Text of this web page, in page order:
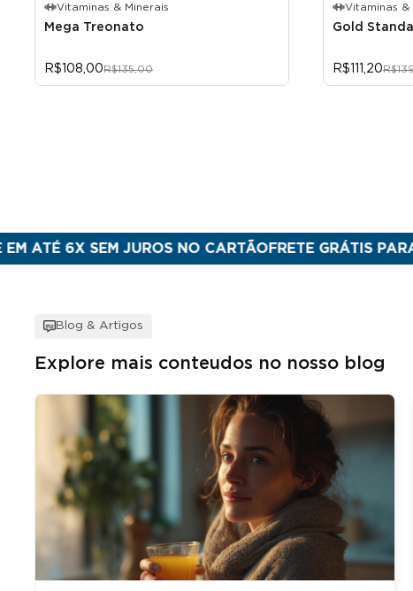
Vitaminas & Minerais
Mega Treonato
R$108,00R$135,00
Vitaminas &
Gold
R$111,20
SEM JUROS NO CARTÃO FRETE GRÁTIS PARA SUL &
Blog & Artigos
Explore mais conteudos no nosso blog